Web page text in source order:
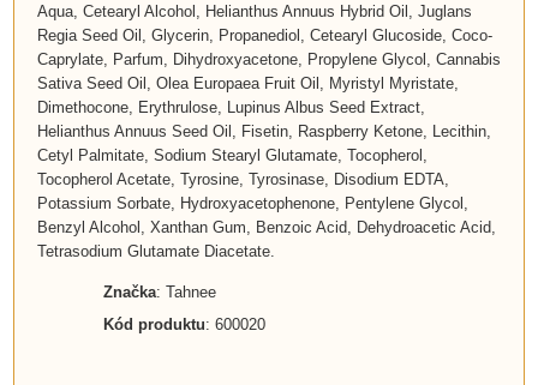
Aqua, Cetearyl Alcohol, Helianthus Annuus Hybrid Oil, Juglans
Regia Seed Oil, Glycerin, Propanediol, Cetearyl Glucoside, Coco-
Caprylate, Parfum, Dihydroxyacetone, Propylene Glycol, Cannabis
Sativa Seed Oil, Olea Europaea Fruit Oil, Myristyl Myristate,
Dimethocone, Erythrulose, Lupinus Albus Seed Extract,
Helianthus Annuus Seed Oil, Fisetin, Raspberry Ketone, Lecithin,
Cetyl Palmitate, Sodium Stearyl Glutamate, Tocopherol,
Tocopherol Acetate, Tyrosine, Tyrosinase, Disodium EDTA,
Potassium Sorbate, Hydroxyacetophenone, Pentylene Glycol,
Benzyl Alcohol, Xanthan Gum, Benzoic Acid, Dehydroacetic Acid,
Tetrasodium Glutamate Diacetate.
Značka: Tahnee
Kód produktu: 600020